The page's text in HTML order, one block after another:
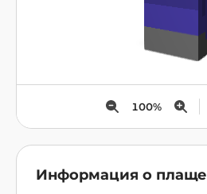
100%
Информация о плаще